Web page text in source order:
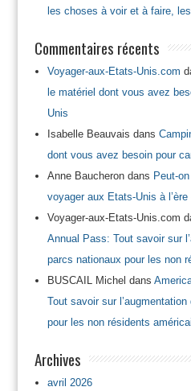
les choses à voir et à faire,
Commentaires récents
Voyager-aux-Etats-Unis.com
le matériel dont vous avez
Unis
Isabelle Beauvais dans
dont vous avez besoin pour
Anne Baucherondans Peut-
voyager aux Etats-Unis à
Voyager-aux-Etats-Unis.com
Annual Pass: Tout savoir sur
parcs nationaux pour les non
BUSCAIL Michel dans
Tout savoir sur
pour les non résidents
Archives
avril 2026